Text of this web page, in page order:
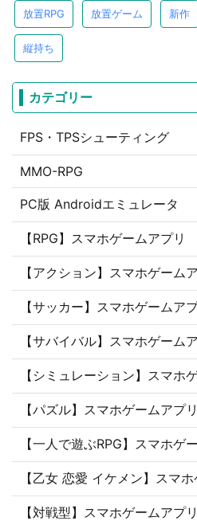
放置RPG 放置ゲーム 新作
縦持ち
カテゴリー
FPS・TPSシューティング
MMO-RPG
PC版 Androidエミュレータ
【RPG】スマホゲームアプリ
【アクション】スマホゲーム
【サッカー】スマホゲームア
【サバイバル】スマホゲーム
【シミュレーション】スマホ
【パズル】スマホゲームアプリ
【一人で遊ぶRPG】スマホゲ
【乙女 恋愛 イケメン】スマ
【対戦型】スマホゲームアプリ